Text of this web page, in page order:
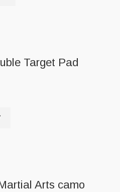
Target Pad
Arts camo